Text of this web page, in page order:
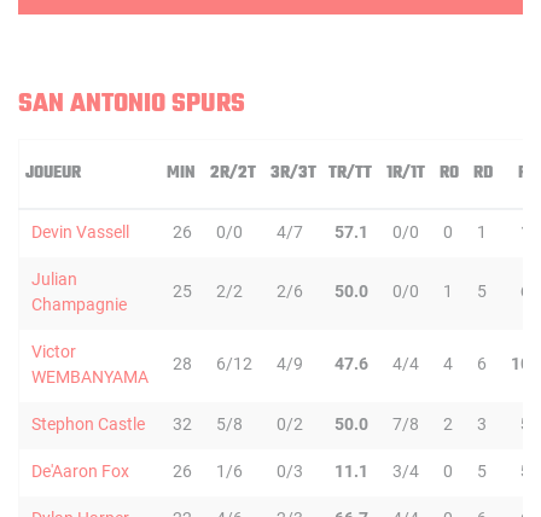
SAN ANTONIO SPURS
JOUEUR MIN 2R/2T 3R/3T TR/TT 1R/1T RO RD RT
Devin Vassell 26 0/0 4/7 57.1 0/0 0 1 1
Julian
Champagnie
25 2/2 2/6 50.0 0/0 1 5 6
Victor
WEMBANYAMA
28 6/12 4/9 47.6 4/4 4 6 10
Stephon Castle 32 5/8 0/2 50.0 7/8 2 3 5
De'Aaron Fox 26 1/6 0/3 11.1 3/4 0 5 5